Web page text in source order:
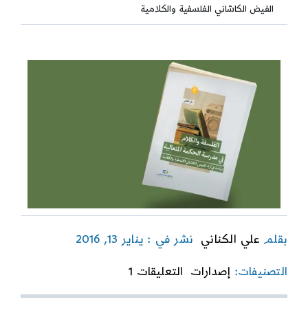
الفيض الكاشاني الفلسفية والكلامية
بقلم علي الكناني نشر في : يناير 13, 2016
التصنيفات: إصدارات التعليقات 1 on
والكلام